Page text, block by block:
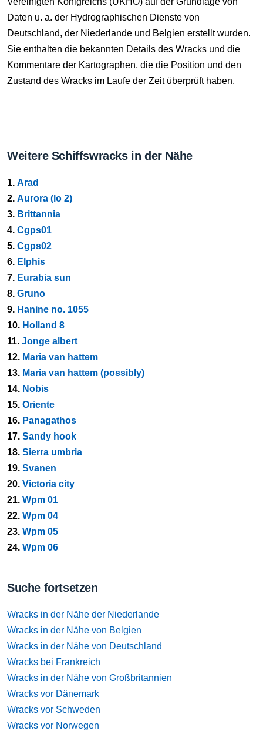
Daten u. a. der Hydrographischen Dienste von
Deutschland, der Niederlande und Belgien erstellt wurden.
Sie enthalten die bekannten Details des Wracks und die
Kommentare der Kartographen, die die Position und den
Zustand des Wracks im Laufe der Zeit überprüft haben.
Weitere Schiffswracks in der Nähe
1. Arad
2. Aurora (lo 2)
3. Brittannia
4. Cgps01
5. Cgps02
6. Elphis
7. Eurabia sun
8. Gruno
9. Hanine no. 1055
10. Holland 8
11. Jonge albert
12. Maria van hattem
13. Maria van hattem (possibly)
14. Nobis
15. Oriente
16. Panagathos
17. Sandy hook
18. Sierra umbria
19. Svanen
20. Victoria city
21. Wpm 01
22. Wpm 04
23. Wpm 05
24. Wpm 06
Suche fortsetzen
Wracks in der Nähe der Niederlande
Wracks in der Nähe von Belgien
Wracks in der Nähe von Deutschland
Wracks bei Frankreich
Wracks in der Nähe von Großbritannien
Wracks vor Dänemark
Wracks vor Schweden
Wracks vor Norwegen